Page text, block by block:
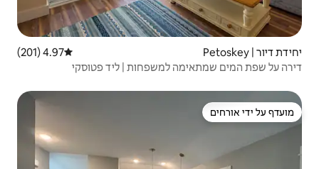
דירוג ממוצע של 4.97 מתוך 5, 201 ביקורות
4.97 (201)
| ליד פטוסקי